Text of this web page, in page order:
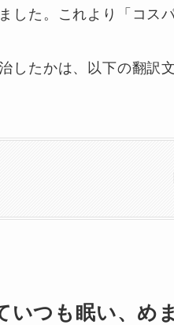
した。これより「コス
したかは、以下の翻訳
いつも眠い、め